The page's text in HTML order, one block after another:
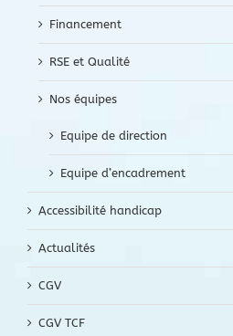
Financement
RSE et Qualité
Nos équipes
Equipe de direction
Equipe d’encadrement
Accessibilité handicap
Actualités
CGV
CGV TCF